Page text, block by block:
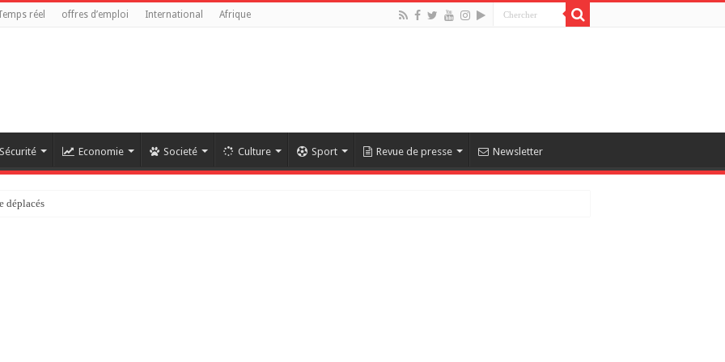
réel offres d’emploi International Afrique
Sécurité Economie Societé Culture Sport Revue de presse Newsletter
déplacés reste anticonstitutionnelle »